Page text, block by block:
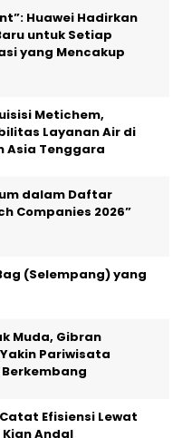
Huawei Hadirkan
untuk Setiap
yang Mencakup
Metichem,
Layanan Air di
Asia Tenggara
dalam Daftar
Companies 2026”
(Selempang) yang
Muda, Gibran
Pariwisata
Efisiensi Lewat
Kian Andal